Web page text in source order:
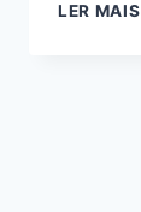
LER MAIS